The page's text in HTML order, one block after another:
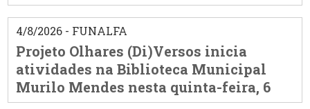
4/8/2026 - FUNALFA
Projeto Olhares (Di)Versos inicia
atividades na Biblioteca Municipal
Murilo Mendes nesta quinta-feira, 6